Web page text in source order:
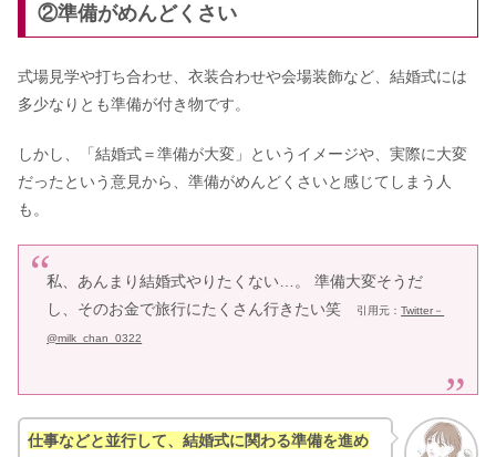
②準備がめんどくさい
式場見学や打ち合わせ、衣装合わせや会場装飾など、結婚式には
多少なりとも準備が付き物です。
しかし、「結婚式＝準備が大変」というイメージや、実際に大変
だったという意見から、準備がめんどくさいと感じてしまう人
も。
私、あんまり結婚式やりたくない…。 準備大変そうだ
し、そのお金で旅行にたくさん行きたい笑
引用元：Twitter－
@milk_chan_0322
仕事などと並行して、結婚式に関わる準備を進め